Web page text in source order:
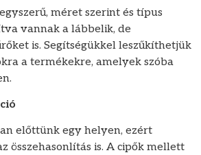
méret szerint és típus
vannak a lábbelik, de
is. Segítségükkel leszűkíthetjük
a termékekre, amelyek szóba
előttünk egy helyen, ezért
összehasonlítás is. A cipők mellett